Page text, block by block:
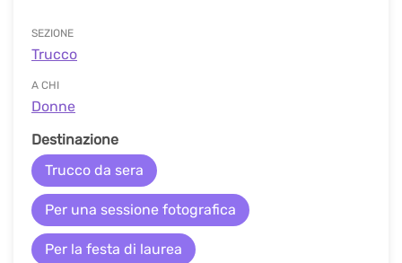
SEZIONE
Trucco
A CHI
Donne
Destinazione
Trucco da sera
Per una sessione fotografica
Per la festa di laurea